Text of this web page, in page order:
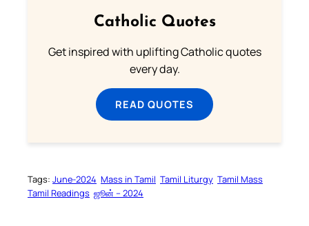
Catholic Quotes
Get inspired with uplifting Catholic quotes
every day.
READ QUOTES
Tags: June-2024 Mass in Tamil Tamil Liturgy Tamil Mass
Tamil Readings ஜூன் – 2024